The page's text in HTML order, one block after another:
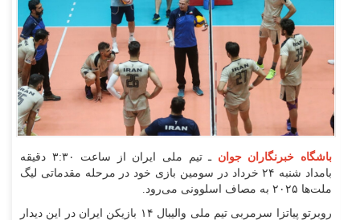
باشگاه خبرنگاران جوان
ـ تیم ملی ایران از ساعت ۳:۳۰ دقیقه
بامداد شنبه ۲۴ خرداد در سومین بازی خود در مرحله مقدماتی لیگ
ملت‌ها ۲۰۲۵ به مصاف اسلوونی می‌رود.
روبرتو پیاتزا سرمربی تیم ملی والیبال ۱۴ بازیکن ایران در این دیدار